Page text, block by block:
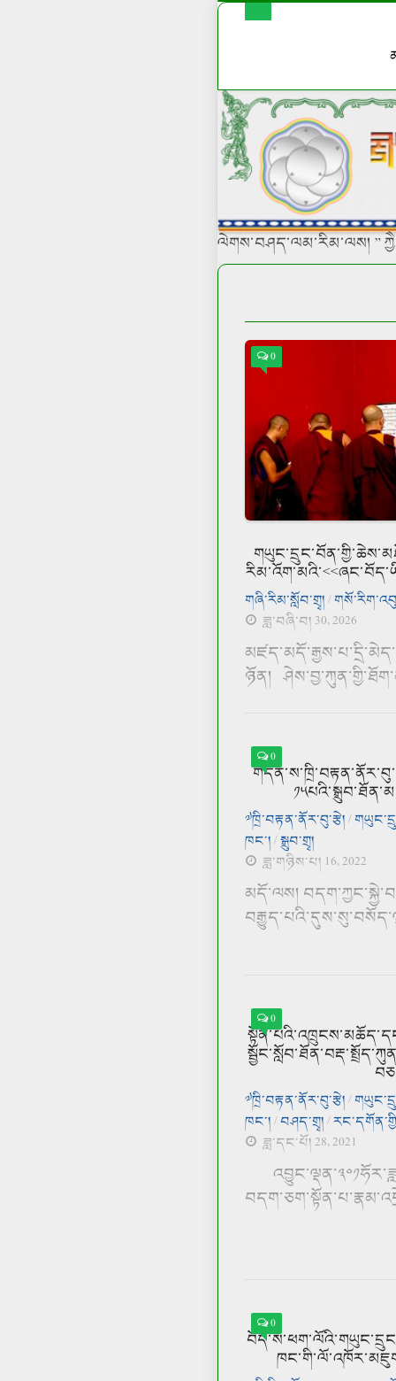
ལེགས་བཤད་ལམ་རིམ་ལས། ”
0
གཞི་རིམ་སློབ་གྲྭ།/
ཟླ་བཞི་བ། 30, 2026
ཉོན།
0
༧ཁྲི་བརྟན་ནོར་བུ་རྩེ།/
ཁང་།/སྒྲུབ་གྲྭ།
ཟླ་གཉིས་པ། 16, 2022
མདོ་ལས།
0
༧ཁྲི་བརྟན་ནོར་བུ་རྩེ།/
ཁང་།/བཤད་གྲྭ།/
ཟླ་དང་པོ། 28, 2021
0